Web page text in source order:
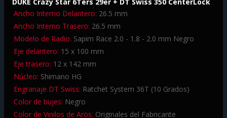
Ancho Interno Delantero: 26.5 mm
Ancho Interno Trasero: 26.5 mm
Modelo de Radio: Sapim Race 2.0 - 1.8 - 2.0 mm Negro
Eje delantero: 15 x 100 mm
Eje trasero: 12 x 142 mm
Núcleo: Shimano HG
Engranaje DT Swiss: Ratchet System 36T (10 Grados)
Color de bujes: Negro
Color de Vinilos de Aros: Originales del Fabricante